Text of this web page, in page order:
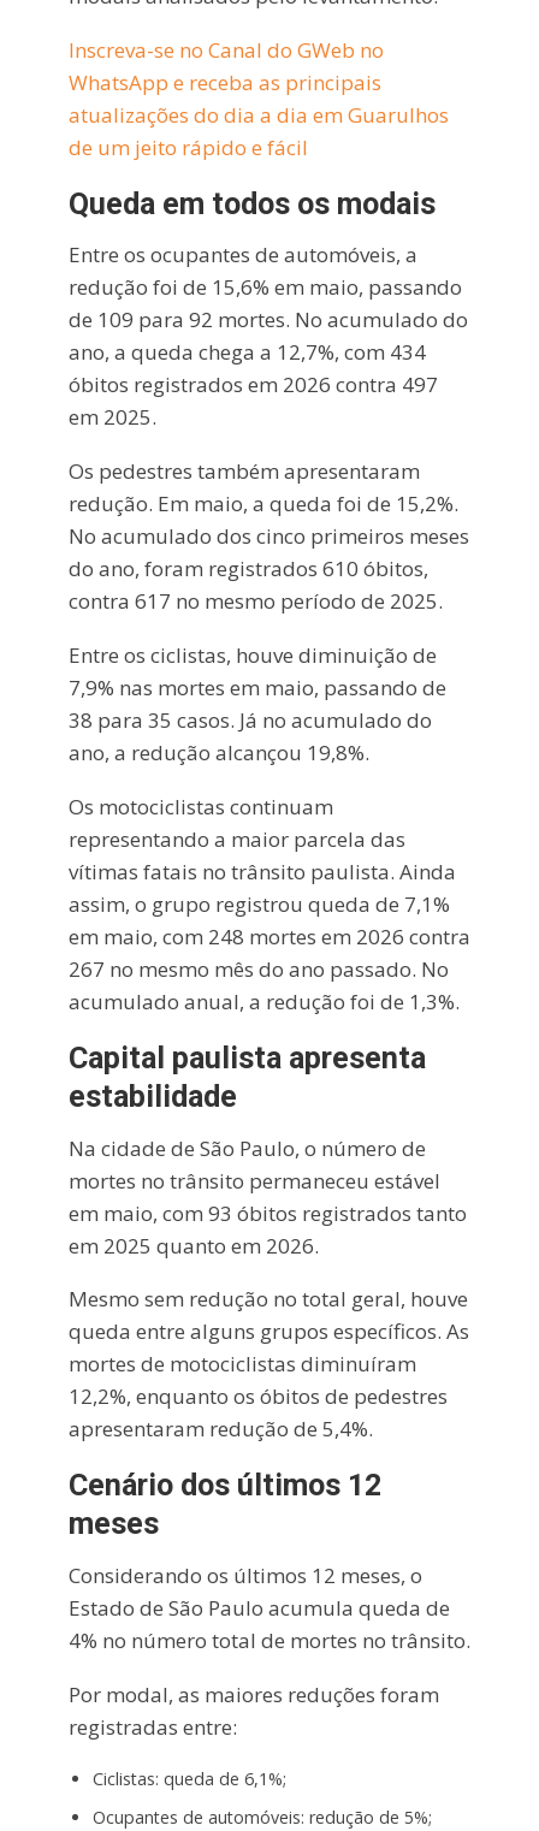
Inscreva-se no Canal do GWeb no
WhatsApp e receba as principais
atualizações do dia a dia em Guarulhos
de um jeito rápido e fácil
Queda em todos os modais
Entre os ocupantes de automóveis, a
redução foi de 15,6% em maio, passando
de 109 para 92 mortes. No acumulado do
ano, a queda chega a 12,7%, com 434
óbitos registrados em 2026 contra 497
em 2025.
Os pedestres também apresentaram
redução. Em maio, a queda foi de 15,2%.
No acumulado dos cinco primeiros meses
do ano, foram registrados 610 óbitos,
contra 617 no mesmo período de 2025.
Entre os ciclistas, houve diminuição de
7,9% nas mortes em maio, passando de
38 para 35 casos. Já no acumulado do
ano, a redução alcançou 19,8%.
Os motociclistas continuam
representando a maior parcela das
vítimas fatais no trânsito paulista. Ainda
assim, o grupo registrou queda de 7,1%
em maio, com 248 mortes em 2026 contra
267 no mesmo mês do ano passado. No
acumulado anual, a redução foi de 1,3%.
Capital paulista apresenta
estabilidade
Na cidade de São Paulo, o número de
mortes no trânsito permaneceu estável
em maio, com 93 óbitos registrados tanto
em 2025 quanto em 2026.
Mesmo sem redução no total geral, houve
queda entre alguns grupos específicos. As
mortes de motociclistas diminuíram
12,2%, enquanto os óbitos de pedestres
apresentaram redução de 5,4%.
Cenário dos últimos 12
meses
Considerando os últimos 12 meses, o
Estado de São Paulo acumula queda de
4% no número total de mortes no trânsito.
Por modal, as maiores reduções foram
registradas entre:
Ciclistas: queda de 6,1%;
Ocupantes de automóveis: redução de 5%;